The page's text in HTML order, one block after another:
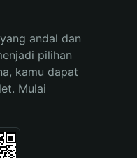
andal dan
pilihan
kamu dapat
Mulai